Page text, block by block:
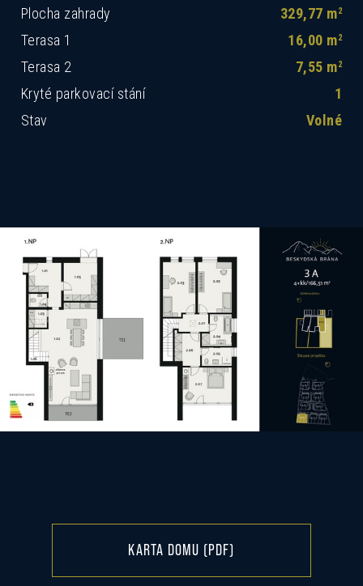
Plocha zahrady 329,77 m2
Terasa 1 16,00 m2
Terasa 2 7,55 m2
Kryté parkovací stání
1
Stav
Volné
KARTA DOMU (PDF)